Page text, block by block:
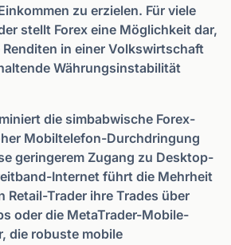
zu erzielen. Für viele
stellt Forex eine Möglichkeit dar,
in einer Volkswirtschaft
Währungsinstabilität
die simbabwische Forex-
Mobiltelefon-Durchdringung
geringerem Zugang zu Desktop-
Internet führt die Mehrheit
Retail-Trader ihre Trades über
oder die MetaTrader-Mobile-
die robuste mobile